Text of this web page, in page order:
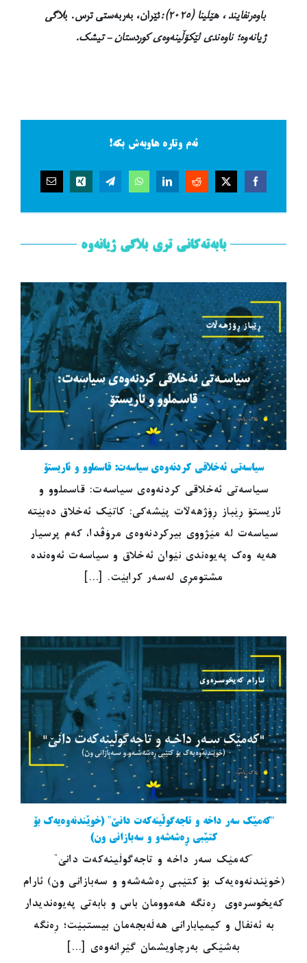
باوەرنفایند ، هێلینا (٢٠٢٥):
ئێران، بەربەستی ترس. بلاگی
ژیانەوە؛ ناوەندی لێکۆڵینەوەی کوردستان – تیشک.
ئەم وتارە هاوبەش بکە!
بابەتەکانی تری بلاگی ژیانەوە
سیاسەتی ئەخلاقی کردنەوەی سیاسەت: قاسملوو و ئاریستۆ
سیاسەتی ئەخلاقی کردنەوەی سیاسەت: قاسملوو و
ئاریستۆ ڕێباز ڕۆژهەڵات پێشەکی: کاتێک ئەخلاق دەبێتە
سیاسەت لە مێژووی بیرکردنەوەی مرۆڤدا، کەم پرسیار
هەیە وەک پەیوەندی نێوان ئەخلاق و سیاسەت ئەوەندە
مشتومڕی لەسەر کرابێت. [...]
“کەمێک سەر داخە و تاجەگوڵینەکەت دانێ” (خوێندنەوەیەک بۆ
کتێبی ڕەشەشەو و سەبازانی ون)
"کەمێک سەر داخە و تاجەگوڵینەکەت دانێ"
(خوێندنەوەیەک بۆ کتێبی ڕەشەشەو و سەبازانی ون) ئارام
کەیخوسرەوی ڕەنگە هەموومان باس و بابەتی پەیوەندیدار
بە ئەنفال و کیمیابارانی هەڵەبجەمان بیستبێت؛ ڕەنگە
بەشێکی بەرچاویشمان گێڕانەوەی [...]